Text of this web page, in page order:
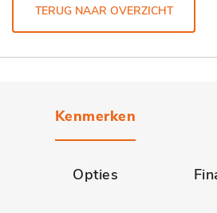
TERUG NAAR OVERZICHT
Kenmerken
Opties